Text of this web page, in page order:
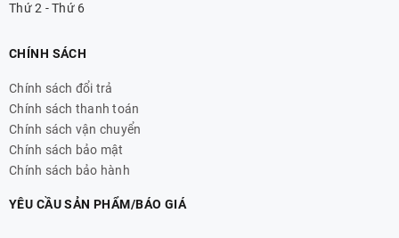
Thứ 2 - Thứ 6
CHÍNH SÁCH
Chính sách đổi trả
Chính sách thanh toán
Chính sách vận chuyển
Chính sách bảo mật
Chính sách bảo hành
YÊU CẦU SẢN PHẨM/BÁO GIÁ